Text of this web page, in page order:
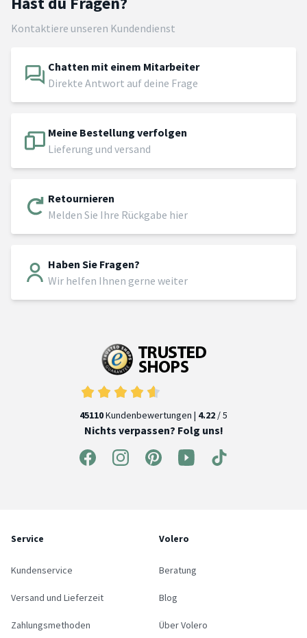
Kontaktiere unseren Kundendienst
Chatten mit einem Mitarbeiter
Direkte Antwort auf deine Frage
Meine Bestellung verfolgen
Lieferung und versand
Retournieren
Melden Sie Ihre Rückgabe hier
Haben Sie Fragen?
Wir helfen Ihnen gerne weiter
45110Kundenbewertungen | 4.22 / 5
Nichts verpassen? Folg uns!
Service
Kundenservice
Versand und Lieferzeit
Zahlungsmethoden
Volero
Beratung
Blog
Über Volero